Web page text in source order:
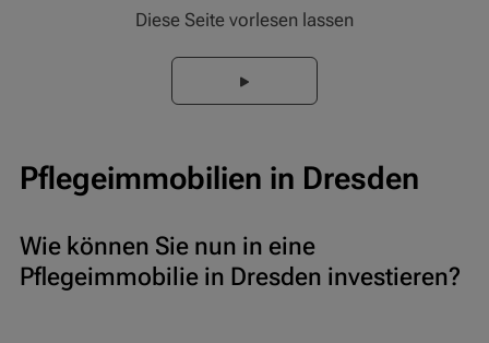
Diese Seite vorlesen lassen
Pflegeimmobilien in Dresden
Wie können Sie nun in eine
Pflegeimmobilie in Dresden investieren?